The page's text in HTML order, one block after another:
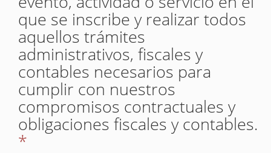
que se inscribe y realizar todos
aquellos trámites
administrativos, fiscales y
contables necesarios para
cumplir con nuestros
compromisos contractuales y
obligaciones fiscales y contables.
*